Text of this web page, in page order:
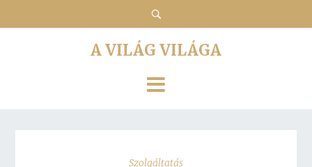
A VILÁG VILÁGA
Szolgáltatás